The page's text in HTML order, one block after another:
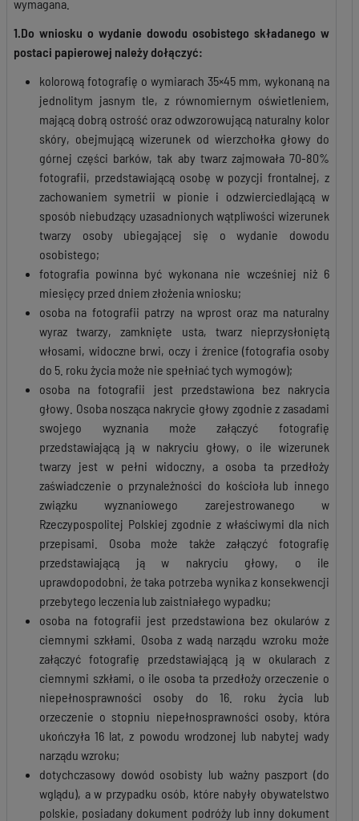
wymagana.
1.Do wniosku o wydanie dowodu osobistego składanego w
postaci papierowej należy dołączyć:
kolorową fotografię o wymiarach 35×45 mm, wykonaną na
jednolitym jasnym tle, z równomiernym oświetleniem,
mającą dobrą ostrość oraz odwzorowującą naturalny kolor
skóry, obejmującą wizerunek od wierzchołka głowy do
górnej części barków, tak aby twarz zajmowała 70-80%
fotografii, przedstawiającą osobę w pozycji frontalnej, z
zachowaniem symetrii w pionie i odzwierciedlającą w
sposób niebudzący uzasadnionych wątpliwości wizerunek
twarzy osoby ubiegającej się o wydanie dowodu
osobistego;
fotografia powinna być wykonana nie wcześniej niż 6
miesięcy przed dniem złożenia wniosku;
osoba na fotografii patrzy na wprost oraz ma naturalny
wyraz twarzy, zamknięte usta, twarz nieprzysłoniętą
włosami, widoczne brwi, oczy i źrenice (fotografia osoby
do 5. roku życia może nie spełniać tych wymogów);
osoba na fotografii jest przedstawiona bez nakrycia
głowy. Osoba nosząca nakrycie głowy zgodnie z zasadami
swojego wyznania może załączyć fotografię
przedstawiającą ją w nakryciu głowy, o ile wizerunek
twarzy jest w pełni widoczny, a osoba ta przedłoży
zaświadczenie o przynależności do kościoła lub innego
związku wyznaniowego zarejestrowanego w
Rzeczypospolitej Polskiej zgodnie z właściwymi dla nich
przepisami. Osoba może także załączyć fotografię
przedstawiającą ją w nakryciu głowy, o ile
uprawdopodobni, że taka potrzeba wynika z konsekwencji
przebytego leczenia lub zaistniałego wypadku;
osoba na fotografii jest przedstawiona bez okularów z
ciemnymi szkłami. Osoba z wadą narządu wzroku może
załączyć fotografię przedstawiającą ją w okularach z
ciemnymi szkłami, o ile osoba ta przedłoży orzeczenie o
niepełnosprawności osoby do 16. roku życia lub
orzeczenie o stopniu niepełnosprawności osoby, która
ukończyła 16 lat, z powodu wrodzonej lub nabytej wady
narządu wzroku;
dotychczasowy dowód osobisty lub ważny paszport (do
wglądu), a w przypadku osób, które nabyły obywatelstwo
polskie, posiadany dokument podróży lub inny dokument